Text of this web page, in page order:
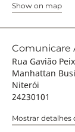
Show on map
Comunicare
Rua Gavião
Manhattan
Niterói
24230101
Mostrar detalhes